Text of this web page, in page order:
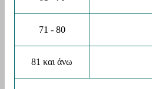
71 - 80
81 και άνω